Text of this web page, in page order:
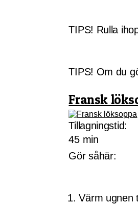
TIPS! Rulla
TIPS! Om du
Fransk
Tillagningstid:
45 min
Gör såhär:
Värm ugnen